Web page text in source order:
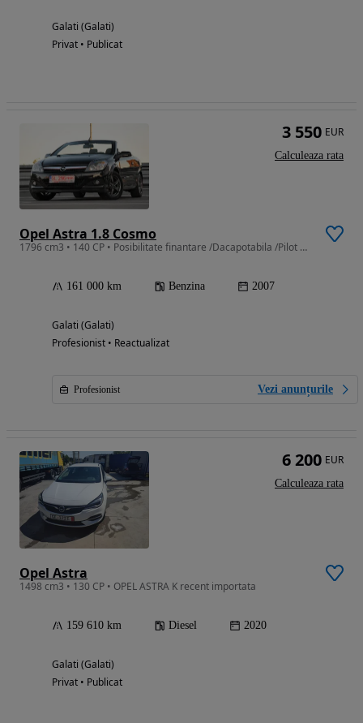
Galati (Galati)
Privat • Publicat
Opel Astra 1.8 Cosmo
1796 cm3 • 140 CP • Posibilitate finantare /Dacapotabila /Pilot Aut. /Clima /PieleTextil
161 000 km Benzina 2007
Galati (Galati)
Profesionist • Reactualizat
Profesionist Vezi anunțurile
3 550 EUR
Calculeaza rata
Opel Astra
1498 cm3 • 130 CP • OPEL ASTRA K recent importata
159 610 km Diesel 2020
Galati (Galati)
Privat • Publicat
6 200 EUR
Calculeaza rata